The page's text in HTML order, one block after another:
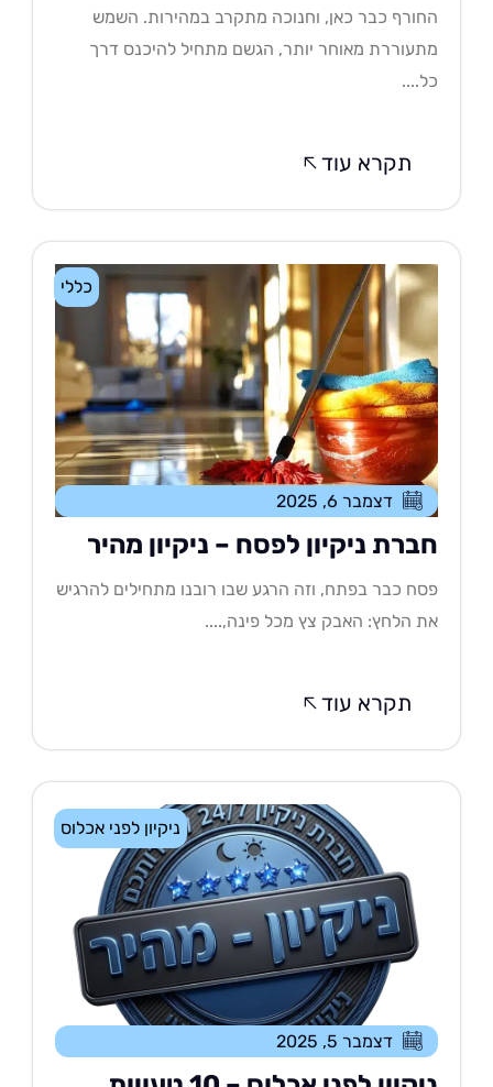
כבר כאן, וחנוכה מתקרב במהירות. השמש
מאוחר יותר, הגשם מתחיל להיכנס דרך
תקרא עוד
כללי
דצמבר 6, 2025
ניקיון לפסח – ניקיון מהיר
כבר בפתח, וזה הרגע שבו רובנו מתחילים להרגיש
הלחץ: האבק צץ מכל פינה,....
תקרא עוד
ניקיון לפני אכלוס
דצמבר 5, 2025